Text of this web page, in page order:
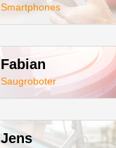
Smartphones
Fabian
Saugroboter
Jens